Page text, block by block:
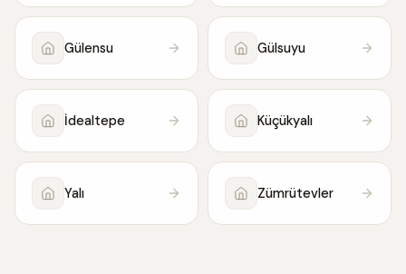
Gülensu Gülsuyu
İdealtepe Küçükyalı
Yalı Zümrütevler